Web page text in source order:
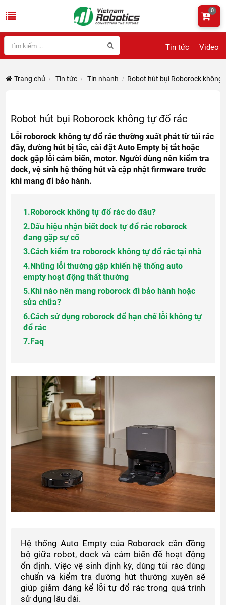
Tin tức Video
0
Trang chủ Tin tức Tin nhanh Robot hút bụi Roborock không
Robot hút bụi Roborock không tự đổ rác
Lỗi roborock không tự đổ rác thường xuất phát từ túi rác
đầy, đường hút bị tắc, cài đặt Auto Empty bị tắt hoặc
dock gặp lỗi cảm biến, motor. Người dùng nên kiểm tra
dock, vệ sinh hệ thống hút và cập nhật firmware trước
khi mang đi bảo hành.
1.Roborock không tự đổ rác do đâu?
2.Dấu hiệu nhận biết dock tự đổ rác roborock
đang gặp sự cố
3.Cách kiểm tra roborock không tự đổ rác tại nhà
4.Những lỗi thường gặp khiến hệ thống auto
empty hoạt động thất thường
5.Khi nào nên mang roborock đi bảo hành hoặc
sửa chữa?
6.Cách sử dụng roborock để hạn chế lỗi không tự
đổ rác
7.Faq
Hệ thống Auto Empty của Roborock cần đồng
bộ giữa robot, dock và cảm biến để hoạt động
ổn định. Việc vệ sinh định kỳ, dùng túi rác đúng
chuẩn và kiểm tra đường hút thường xuyên sẽ
giúp giảm đáng kể lỗi tự đổ rác trong quá trình
sử dụng lâu dài.